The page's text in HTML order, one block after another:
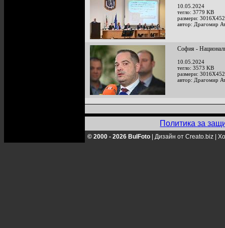
10.05.2024
тегло: 3779 KB
размери:
автор: Драгомир
София -
10.05.2024
тегло: 3573 KB
размери:
автор: Драгомир
Политика за
© 2000 - 2026 BulFoto Дизайн от Creato.biz